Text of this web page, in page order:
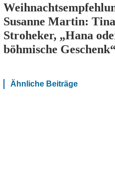
Susanne Martin: Tina
Stroheker, „Hana
böhmische
Ähnliche Beiträge